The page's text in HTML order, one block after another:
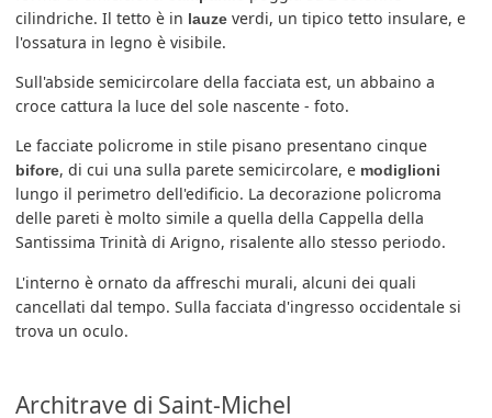
cilindriche. Il tetto è in lauze verdi, un tipico tetto insulare, e
l'ossatura in legno è visibile.
Sull'abside semicircolare della facciata est, un abbaino a
croce cattura la luce del sole nascente - foto.
Le facciate policrome in stile pisano presentano cinque
bifore, di cui una sulla parete semicircolare, e modiglioni
lungo il perimetro dell'edificio. La decorazione policroma
delle pareti è molto simile a quella della Cappella della
Santissima Trinità di Arigno, risalente allo stesso periodo.
L'interno è ornato da affreschi murali, alcuni dei quali
cancellati dal tempo. Sulla facciata d'ingresso occidentale si
trova un oculo.
Architrave di Saint-Michel